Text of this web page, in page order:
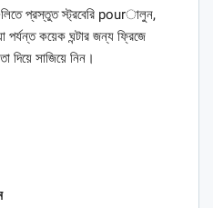
প্রস্তুত স্ট্রবেরি pourালুন,
কয়েক ঘন্টার জন্য ফ্রিজে
দিয়ে সাজিয়ে নিন।